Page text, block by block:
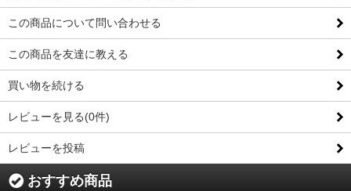
この商品について問い合わせる
この商品を友達に教える
買い物を続ける
レビューを見る(0件)
レビューを投稿
おすすめ商品